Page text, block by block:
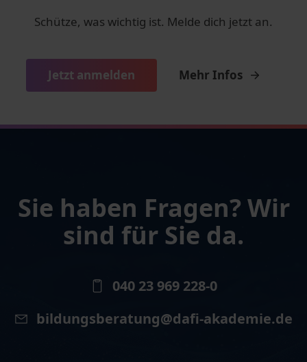
Schütze, was wichtig ist. Melde dich jetzt an.
Jetzt anmelden Mehr Infos
Sie haben Fragen? Wir
sind für Sie da.
040 23 969 228-0
bildungsberatung@dafi-akademie.de